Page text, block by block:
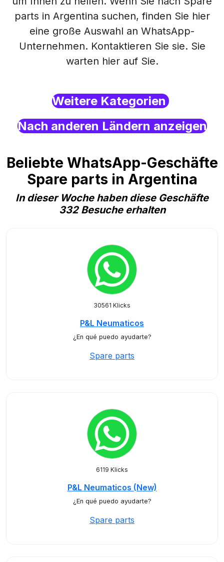
parts in Argentina suchen, finden Sie hier
eine große Auswahl an WhatsApp-
Unternehmen. Kontaktieren Sie sie. Sie
warten hier auf Sie.
Weitere Kategorien
Nach anderen Ländern anzeigen
Beliebte WhatsApp-Geschäfte
Spare parts in Argentina
In dieser Woche haben diese Geschäfte
332 Besuche erhalten
30561 Klicks
P&L Neumaticos
¿En qué puedo ayudarte?
Spare parts
6119 Klicks
P&L Neumaticos (New)
¿En qué puedo ayudarte?
Spare parts